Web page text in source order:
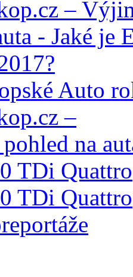
Auto
TDi Quattro